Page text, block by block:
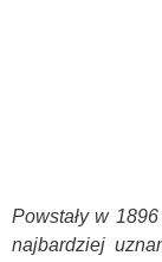
Powstały w
najbardziej